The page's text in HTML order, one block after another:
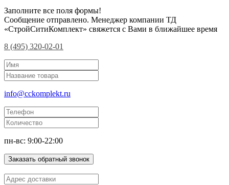
Заполните все поля формы!
Сообщение отправлено. Менеджер компании ТД
«СтройСитиКомплект» свяжется с Вами в ближайшее время
8 (495) 320-02-01
info@cckomplekt.ru
пн-вс: 9:00-22:00
Заказать обратный звонок